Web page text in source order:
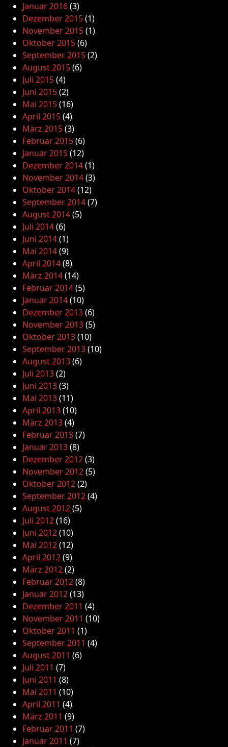
Januar 2016(3)
Dezember 2015(1)
November 2015(1)
Oktober 2015(6)
September 2015(2)
August 2015(6)
Juli 2015(4)
Juni 2015(2)
Mai 2015(16)
April 2015(4)
März 2015(3)
Februar 2015(6)
Januar 2015(12)
Dezember 2014(1)
November 2014(3)
Oktober 2014(12)
September 2014(7)
August 2014(5)
Juli 2014(6)
Juni 2014(1)
Mai 2014(9)
April 2014(8)
März 2014(14)
Februar 2014(5)
Januar 2014(10)
Dezember 2013(6)
November 2013(5)
Oktober 2013(10)
September 2013(10)
August 2013(6)
Juli 2013(2)
Juni 2013(3)
Mai 2013(11)
April 2013(10)
März 2013(4)
Februar 2013(7)
Januar 2013(8)
Dezember 2012(3)
November 2012(5)
Oktober 2012(2)
September 2012(4)
August 2012(5)
Juli 2012(16)
Juni 2012(10)
Mai 2012(12)
April 2012(9)
März 2012(2)
Februar 2012(8)
Januar 2012(13)
Dezember 2011 (4)
November 2011 (10)
Oktober 2011 (1)
September 2011 (4)
August 2011 (6)
Juli 2011 (7)
Juni 2011 (8)
Mai 2011 (10)
April 2011 (4)
März 2011 (9)
Februar 2011 (7)
Januar 2011 (7)